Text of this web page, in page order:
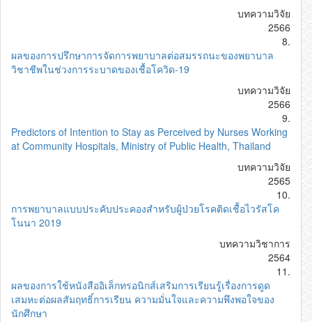
บทความวิจัย
2566
8.
ผลของการปรึกษาการจัดการพยาบาลต่อสมรรถนะของพยาบาล
วิชาชีพในช่วงการระบาดของเชื้อโควิด-19
บทความวิจัย
2566
9.
Predictors of Intention to Stay as Perceived by Nurses Working
at Community Hospitals, Ministry of Public Health, Thailand
บทความวิจัย
2565
10.
การพยาบาลแบบประคับประคองสำหรับผู้ป่วยโรคติดเชื้อไวรัสโค
โนนา 2019
บทความวิชาการ
2564
11.
ผลของการใช้หนังสืออิเล็กทรอนิกส์เสริมการเรียนรู้เรื่องการดูด
เสมหะต่อผลสัมฤทธิ์การเรียน ความมั่นใจและความพึงพอใจของ
นักศึกษา